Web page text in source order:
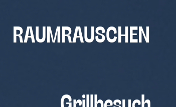
Inhalt
springen
RAUMRAUSCHEN